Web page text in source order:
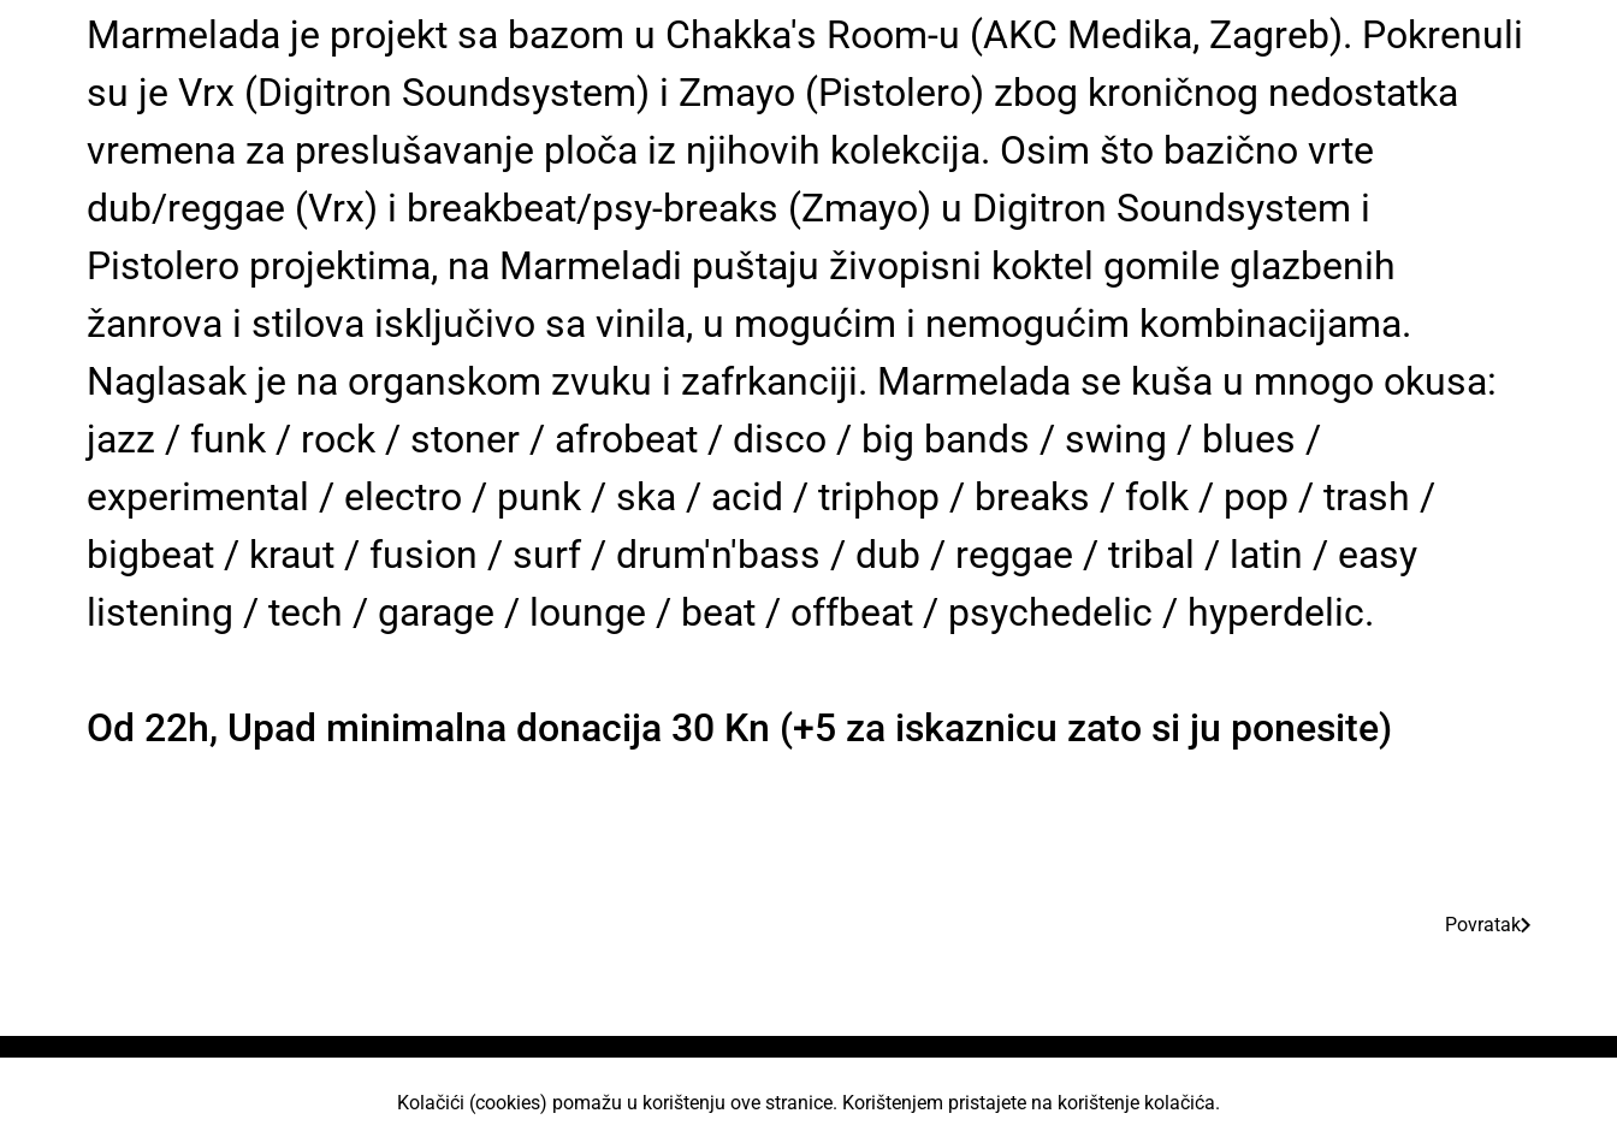
Marmelada je projekt sa bazom u Chakka's Room-u (AKC Medika, Zagreb). Pokrenuli
su je Vrx (Digitron Soundsystem) i Zmayo (Pistolero) zbog kroničnog nedostatka
vremena za preslušavanje ploča iz njihovih kolekcija. Osim što bazično vrte
dub/reggae (Vrx) i breakbeat/psy-breaks (Zmayo) u Digitron Soundsystem i
Pistolero projektima, na Marmeladi puštaju živopisni koktel gomile glazbenih
žanrova i stilova isključivo sa vinila, u mogućim i nemogućim kombinacijama.
Naglasak je na organskom zvuku i zafrkanciji. Marmelada se kuša u mnogo okusa:
jazz / funk / rock / stoner / afrobeat / disco / big bands / swing / blues /
experimental / electro / punk / ska / acid / triphop / breaks / folk / pop / trash /
bigbeat / kraut / fusion / surf / drum'n'bass / dub / reggae / tribal / latin / easy
listening / tech / garage / lounge / beat / offbeat / psychedelic / hyperdelic.
Od 22h, Upad minimalna donacija 30 Kn (+5 za iskaznicu zato si ju ponesite)
Povratak
Učlani seProjekti
Kolačići (cookies) pomažu u korištenju ove stranice. Korištenjem pristajete na korištenje kolačića.